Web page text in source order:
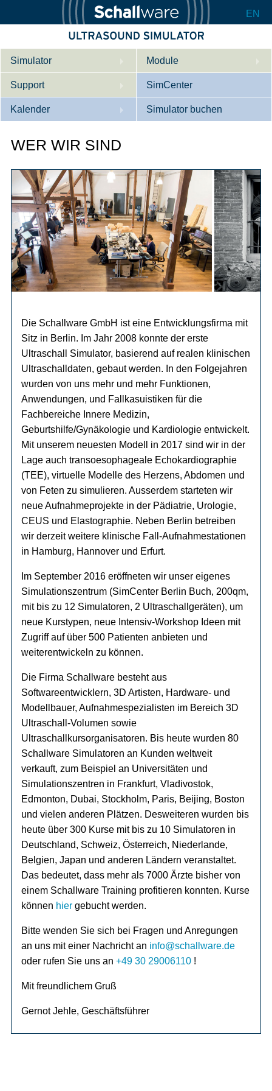
EN
Simulator
Beschreibung
Innere Medizin
Referenzen
Product Sheet
Konfigurieren
Module
Support
Wer wir sind
Tutorial App
SimCenter
Kalender Simulator buchen
WER WIR SIND
Die Schallware GmbH ist eine Entwicklungsfirma mit
Sitz in Berlin. Im Jahr 2008 konnte der erste
Ultraschall Simulator, basierend auf realen klinischen
Ultraschalldaten, gebaut werden. In den Folgejahren
wurden von uns mehr und mehr Funktionen,
Anwendungen, und Fallkasuistiken für die
Fachbereiche Innere Medizin,
Geburtshilfe/Gynäkologie und Kardiologie entwickelt.
Mit unserem neuesten Modell in 2017 sind wir in der
Lage auch transoesophageale Echokardiographie
(TEE), virtuelle Modelle des Herzens, Abdomen und
von Feten zu simulieren. Ausserdem starteten wir
neue Aufnahmeprojekte in der Pädiatrie, Urologie,
CEUS und Elastographie. Neben Berlin betreiben
wir derzeit weitere klinische Fall-Aufnahmestationen
in Hamburg, Hannover und Erfurt.
Im September 2016 eröffneten wir unser eigenes
Simulationszentrum (SimCenter Berlin Buch, 200qm,
mit bis zu 12 Simulatoren, 2 Ultraschallgeräten), um
neue Kurstypen, neue Intensiv-Workshop Ideen mit
Zugriff auf über 500 Patienten anbieten und
weiterentwickeln zu können.
Die Firma Schallware besteht aus
Softwareentwicklern, 3D Artisten, Hardware- und
Modellbauer, Aufnahmespezialisten im Bereich 3D
Ultraschall-Volumen sowie
Ultraschallkursorganisatoren. Bis heute wurden 80
Schallware Simulatoren an Kunden weltweit
verkauft, zum Beispiel an Universitäten und
Simulationszentren in Frankfurt, Vladivostok,
Edmonton, Dubai, Stockholm, Paris, Beijing, Boston
und vielen anderen Plätzen. Desweiteren wurden bis
heute über 300 Kurse mit bis zu 10 Simulatoren in
Deutschland, Schweiz, Österreich, Niederlande,
Belgien, Japan und anderen Ländern veranstaltet.
Das bedeutet, dass mehr als 7000 Ärzte bisher von
einem Schallware Training profitieren konnten. Kurse
können hier gebucht werden.
Bitte wenden Sie sich bei Fragen und Anregungen
an uns mit einer Nachricht an info@schallware.de
oder rufen Sie uns an+49 30 29006110 !
Mit freundlichem Gruß
Gernot Jehle, Geschäftsführer